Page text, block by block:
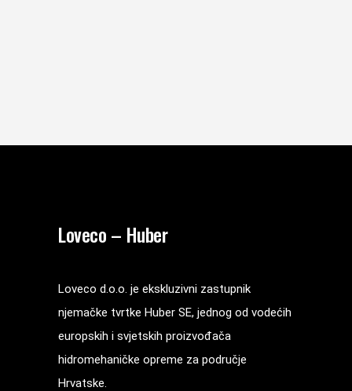
Loveco – Huber
Loveco d.o.o. je ekskluzivni zastupnik
njemačke tvrtke Huber SE, jednog od vodećih
europskih i svjetskih proizvođača
hidromehaničke opreme za područje
Hrvatske.